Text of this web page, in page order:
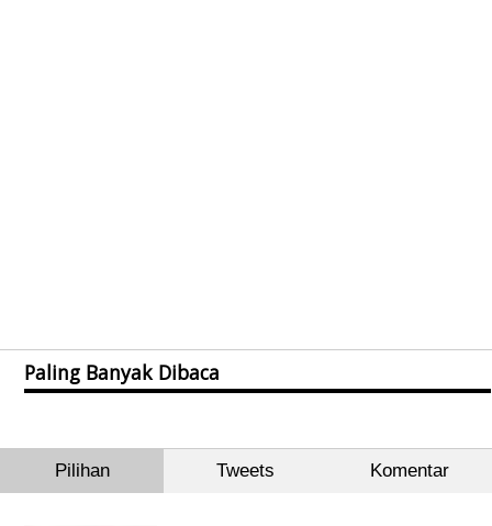
Paling Banyak Dibaca
Pilihan Tweets Komentar